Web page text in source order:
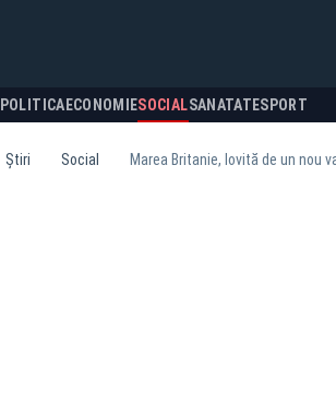
POLITICA ECONOMIESOCIALSANATATESPORT
Știri Social Marea Britanie, lovită de un nou